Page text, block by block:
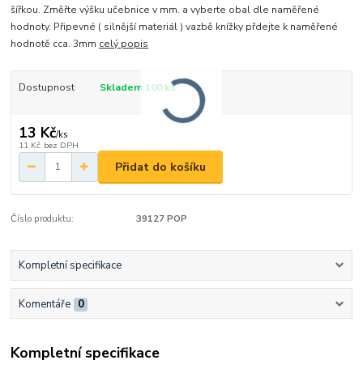
šířkou. Změřte výšku učebnice v mm. a vyberte obal dle naměřené
hodnoty. Připevné ( silnější materiál ) vazbě knížky přdejte k naměřené
hodnotě cca. 3mm celý popis
Dostupnost Skladem 100 ks
13 Kč/ks
11 Kč bez DPH
Přidat do košíku
Číslo produktu: 39127 POP
Kompletní specifikace
Komentáře 0
Kompletní specifikace